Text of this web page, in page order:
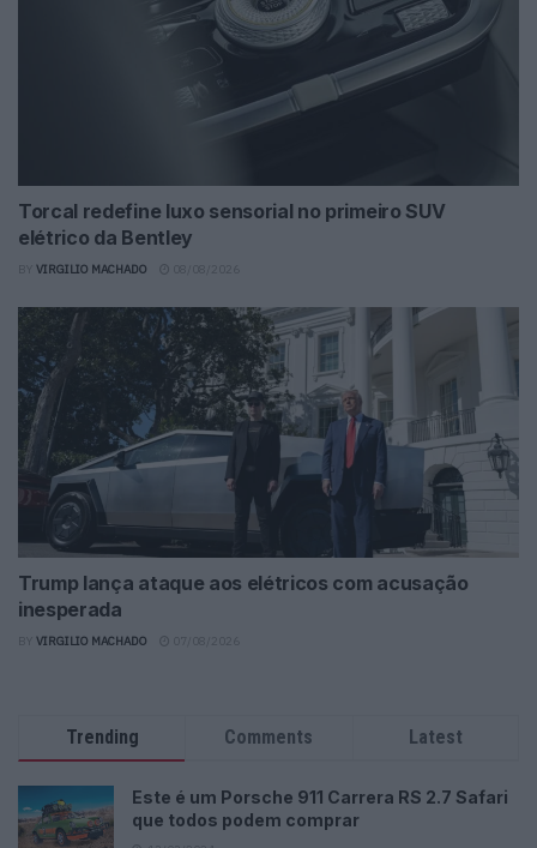
Torcal redefine luxo sensorial no primeiro SUV
elétrico da Bentley
VIRGILIO MACHADO
Trump lança ataque aos elétricos com acusação
inesperada
VIRGILIO MACHADO
Trending Comments Latest
Este é um Porsche 911 Carrera RS 2.7 Safari
que todos podem comprar